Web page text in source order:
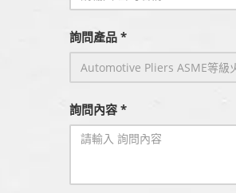
詢問產品 *
詢問內容 *